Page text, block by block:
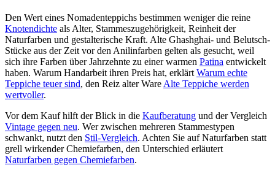
Den Wert eines Nomadenteppichs bestimmen weniger die reine
Knotendichte als Alter, Stammeszugehörigkeit, Reinheit der
Naturfarben und gestalterische Kraft. Alte Ghashghai- und Belutsch-
Stücke aus der Zeit vor den Anilinfarben gelten als gesucht, weil
sich ihre Farben über Jahrzehnte zu einer warmen Patina entwickelt
haben. Warum Handarbeit ihren Preis hat, erklärt Warum echte
Teppiche teuer sind, den Reiz alter Ware Alte Teppiche werden
wertvoller.
Vor dem Kauf hilft der Blick in die Kaufberatung und der Vergleich
Vintage gegen neu. Wer zwischen mehreren Stammestypen
schwankt, nutzt den Stil-Vergleich. Achten Sie auf Naturfarben statt
grell wirkender Chemiefarben, den Unterschied erläutert
Naturfarben gegen Chemiefarben.